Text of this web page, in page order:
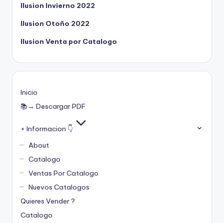
Ilusion Invierno 2022
Ilusion Otoño 2022
Ilusion Venta por Catalogo
Inicio
📚→ Descargar PDF
+ Informacion 👇
About
Catalogo
Ventas Por Catalogo
Nuevos Catalogos
Quieres Vender ?
Catalogo